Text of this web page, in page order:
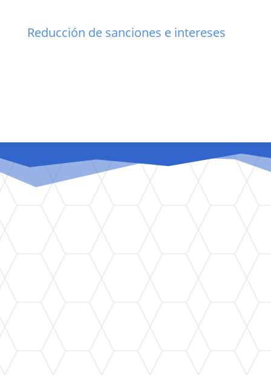
Reducción de sanciones e intereses